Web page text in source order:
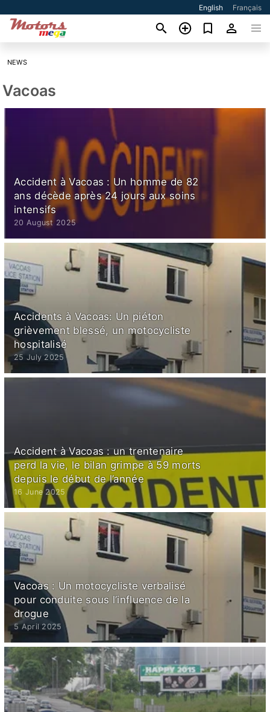
English Français
NEWS
Vacoas
Accident à Vacoas : Un homme de 82
ans décède après 24 jours aux soins
intensifs
20 August 2025
Accidents à Vacoas: Un piéton
grièvement blessé, un motocycliste
hospitalisé
25 July 2025
Accident à Vacoas : un trentenaire
perd la vie, le bilan grimpe à 59 morts
depuis le début de l’année
16 June 2025
Vacoas : Un motocycliste verbalisé
pour conduite sous l’influence de la
drogue
5 April 2025